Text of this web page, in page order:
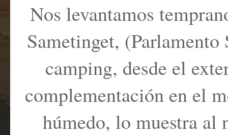
Nos levantamos
Sametinget,
camping, desde el
complementación en el
húmedo, lo muestra